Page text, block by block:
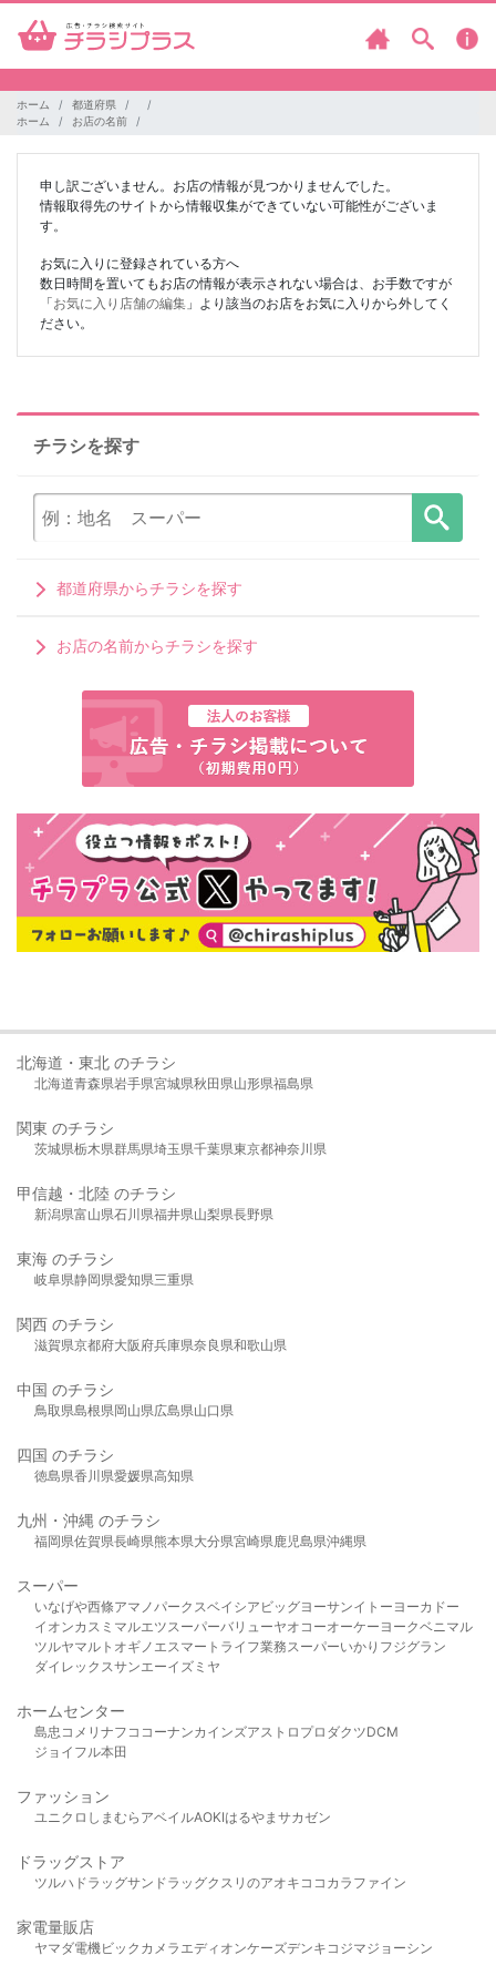
ホーム
都道府県
ホーム
お店の名前
申し訳ございません。お店の情報が見つかりませんでした。
情報取得先のサイトから情報収集ができていない可能性がございま
す。
お気に入りに登録されている方へ
数日時間を置いてもお店の情報が表示されない場合は、お手数ですが
「お気に入り店舗の編集 」より該当のお店をお気に入りから外してく
ださい。
チラシを探す
都道府県からチラシを探す
お店の名前からチラシを探す
北海道・東北 のチラシ
北海道青森県岩手県宮城県秋田県山形県福島県
関東 のチラシ
茨城県栃木県群馬県埼玉県千葉県東京都神奈川県
甲信越・北陸 のチラシ
新潟県富山県石川県福井県山梨県長野県
東海 のチラシ
岐阜県静岡県愛知県三重県
関西 のチラシ
滋賀県京都府大阪府兵庫県奈良県和歌山県
中国 のチラシ
鳥取県島根県岡山県広島県山口県
四国 のチラシ
徳島県香川県愛媛県高知県
九州・沖縄 のチラシ
福岡県佐賀県長崎県熊本県大分県宮崎県鹿児島県沖縄県
スーパー
いなげや西條アマノパークスベイシア ビッグヨーサンイトーヨーカドー
イオンカスミ マルエツスーパーバリューヤオコーオーケー ヨークベニマル
ツルヤマルト オギノ エスマート ライフ業務スーパーいかり フジグラン
ダイレックスサンエーイズミヤ
ホームセンター
島忠 コメリ ナフコ コーナンカインズアストロプロダクツDCM
ジョイフル本田
ファッション
ユニクロ しまむら アベイルAOKIはるやま サカゼン
ドラッグストア
ツルハドラッグサンドラッグクスリのアオキ ココカラファイン
家電量販店
ヤマダ電機ビックカメラ エディオンケーズデンキ コジマジョーシン